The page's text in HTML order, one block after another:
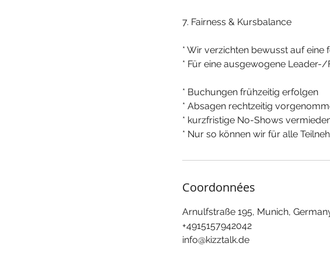
7. Fairness & Kursbalance
* Wir verzichten bewusst auf eine
* Für eine ausgewogene
* Buchungen frühzeitig erfolgen
* Absagen rechtzeitig
* kurzfristige No-Shows
* Nur so können wir für alle
Coordonnées
Arnulfstraße 195, Munich,
+4915157942042
info@kizztalk.de